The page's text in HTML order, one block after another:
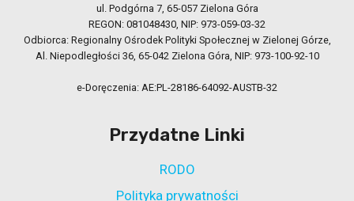
ul. Podgórna 7, 65-057 Zielona Góra
REGON: 081048430, NIP: 973-059-03-32
Odbiorca: Regionalny Ośrodek Polityki Społecznej w Zielonej Górze,
Al. Niepodległości 36, 65-042 Zielona Góra, NIP: 973-100-92-10
e-Doręczenia: AE:PL-28186-64092-AUSTB-32
Przydatne Linki
RODO
Polityka prywatności